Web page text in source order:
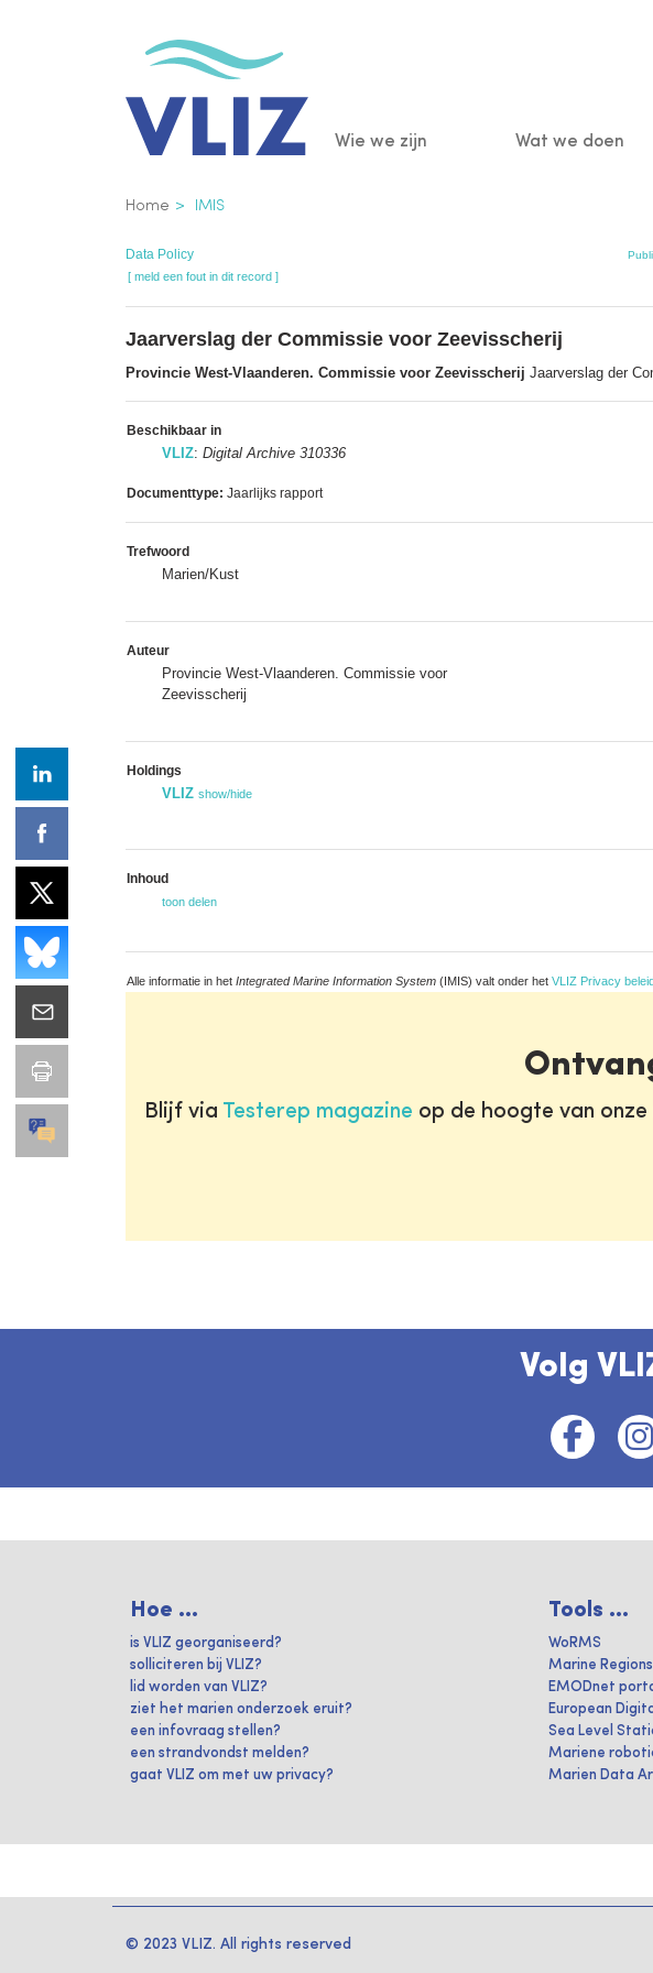
Main
Wie we zijn Wat we doen
Kruimelpad
Home IMIS
Data Policy
[ meld een fout in dit record ]
Jaarverslag der Commissie voor Zeevisscherij
Provincie West-Vlaanderen. Commissie voor Zeevisscherij Jaarverslag der
Beschikbaar in
VLIZ: Digital Archive 310336
Documenttype: Jaarlijks rapport
Trefwoord
Marien/Kust
Auteur
Provincie West-Vlaanderen. Commissie voor
Zeevisscherij
Holdings
VLIZ show/hide
Inhoud
toon delen
Alle informatie in het Integrated Marine Information System (IMIS) valt onder het VLIZ Privacy
Blijf via Testerep magazine op de hoogte van
Volg
Hoe ...
is VLIZ georganiseerd?
solliciteren bij VLIZ?
lid worden van VLIZ?
ziet het marien onderzoek eruit?
een infovraag stellen?
een strandvondst melden?
gaat VLIZ om met uw privacy?
Tools ...
WoRMS
Marine Regions
EMODnet
European
Sea Level
Mariene
Marien Data
© 2023 VLIZ. All rights reserved